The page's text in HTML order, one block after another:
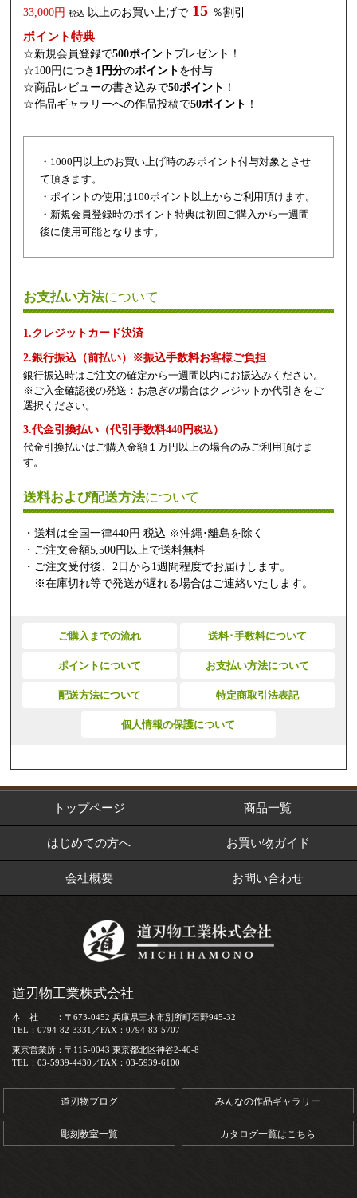
33,000円 税込 以上のお買い上げで 15 ％割引
ポイント特典
☆新規会員登録で500ポイント プレゼント！
☆100円につき 1円分のポイント を付与
☆商品レビューの書き込みで50ポイント ！
☆作品ギャラリーへの作品投稿で50ポイント ！
・1000円以上のお買い上げ時のみポイント付与対象とさせ
て頂きます。
・ポイントの使用は100ポイント以上からご利用頂けます。
・新規会員登録時のポイント特典は初回ご購入から一週間
後に使用可能となります。
お支払い方法について
1.クレジットカード決済
2.銀行振込（前払い）※振込手数料お客様ご負担
銀行振込時はご注文の確定から一週間以内にお振込みください。
※ご入金確認後の発送：お急ぎの場合はクレジットか代引きをご
選択ください。
3.代金引換払い（代引手数料440円税込）
代金引換払いはご購入金額１万円以上の場合のみご利用頂けま
す。
送料および配送方法について
・送料は全国一律440円 税込 ※沖縄･離島を除く
・ご注文金額5,500円以上で送料無料
・ご注文受付後、2日から1週間程度でお届けします。
※在庫切れ等で発送が遅れる場合はご連絡いたします。
ご購入までの流れ 送料･手数料について
ポイントについて お支払い方法について
配送方法について 特定商取引法表記
個人情報の保護について
トップページ 商品一覧
はじめての方へ お買い物ガイド
会社概要 お問い合わせ
道刃物工業株式会社
本 社 ：〒673-0452 兵庫県三木市別所町石野945-32
TEL：0794-82-3331／FAX：0794-83-5707
東京営業所：〒115-0043 東京都北区神谷2-40-8
TEL：03-5939-4430／FAX：03-5939-6100
道刃物ブログ みんなの作品ギャラリー
彫刻教室一覧 カタログ一覧はこちら